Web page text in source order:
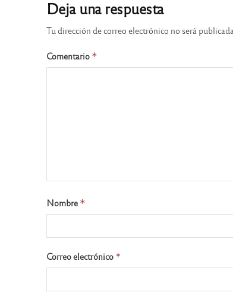
Deja una respuesta
Tu dirección de correo electrónico no será publicada.
Comentario *
Nombre *
Correo electrónico *